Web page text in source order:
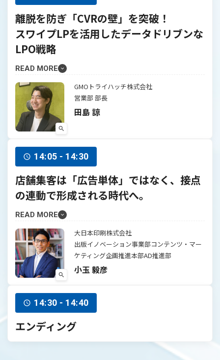
離脱を防ぎ「CVRの壁」を突破！
スワイプLPを活用したデータドリブンな
LPO戦略
READ MORE
GMOトライハッチ株式会社
営業部 部長
田島 諒
14:05 - 14:30
店舗集客は「広告単体」ではなく、接点
の連動で形成される時代へ。
READ MORE
大日本印刷株式会社
出版イノベーション事業部コンテンツ・マー
ケティング企画推進本部AD推進部
小玉 毅彦
14:30 - 14:40
エンディング